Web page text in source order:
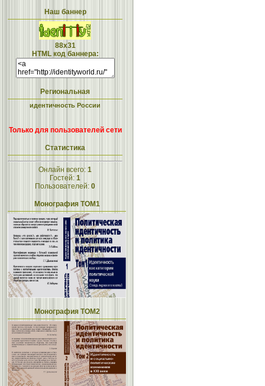
Наш баннер
88x31
HTML код баннера:
Региональная
идентичность России
Только для пользователей сети
Статистика
Онлайн всего: 1
Гостей: 1
Пользователей: 0
Монография ТОМ1
Монография ТОМ2